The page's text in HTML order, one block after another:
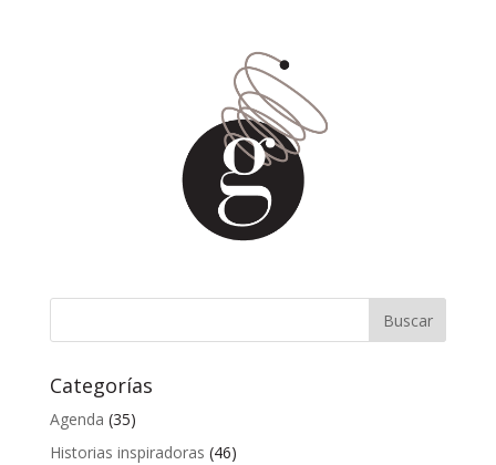
Categorías
Agenda (35)
Historias inspiradoras (46)